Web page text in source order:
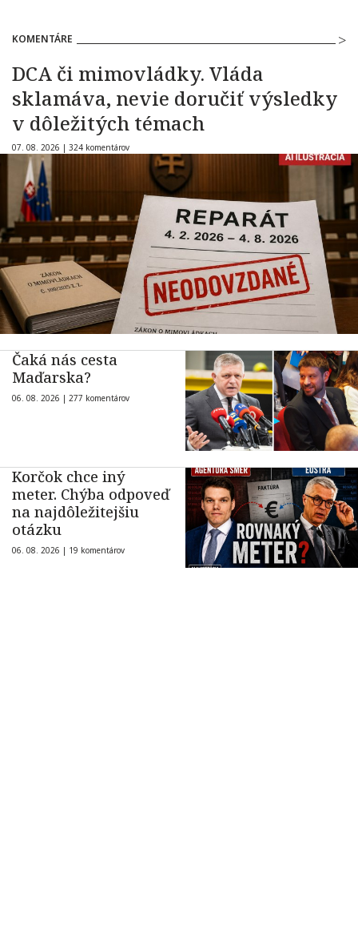
KOMENTÁRE
DCA či mimovládky. Vláda
sklamáva, nevie doručiť výsledky
v dôležitých témach
07. 08. 2026 | 324 komentárov
Čaká nás cesta
Maďarska?
06. 08. 2026 | 277 komentárov
Korčok chce iný
meter. Chýba odpoveď
na najdôležitejšiu
otázku
06. 08. 2026 | 19 komentárov